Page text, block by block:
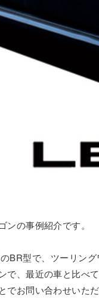
の事例紹介です。
BR型で、ツーリン
で、最近の車と比べ
お問い合わせいただ